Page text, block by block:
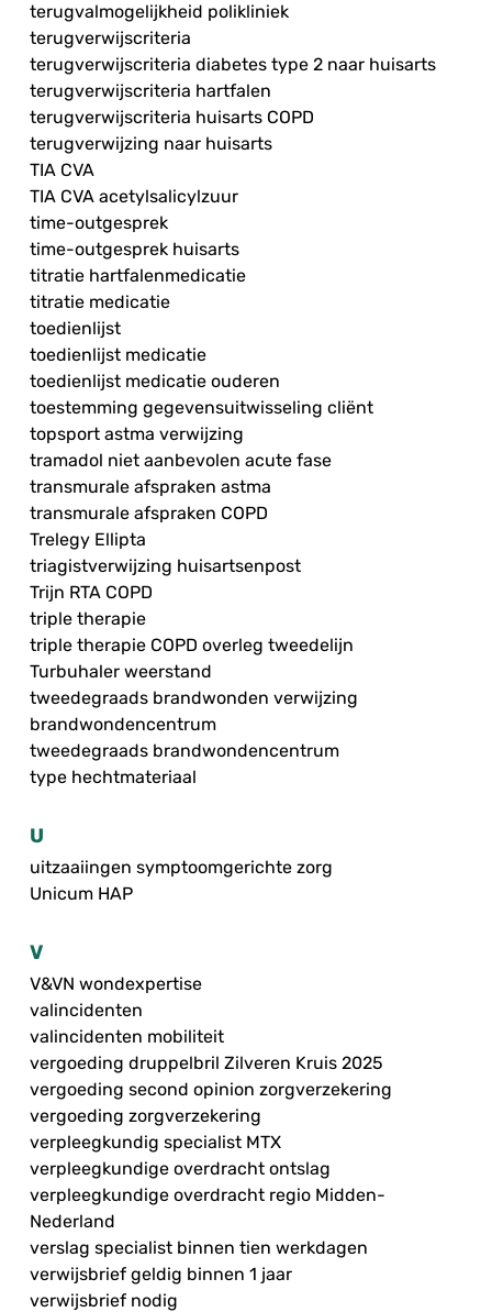
terugvalmogelijkheid polikliniek
terugverwijscriteria
terugverwijscriteria diabetes type 2 naar huisarts
terugverwijscriteria hartfalen
terugverwijscriteria huisarts COPD
terugverwijzing naar huisarts
TIA CVA
TIA CVA acetylsalicylzuur
time-outgesprek
time-outgesprek huisarts
titratie hartfalenmedicatie
titratie medicatie
toedienlijst
toedienlijst medicatie
toedienlijst medicatie ouderen
toestemming gegevensuitwisseling cliënt
topsport astma verwijzing
tramadol niet aanbevolen acute fase
transmurale afspraken astma
transmurale afspraken COPD
Trelegy Ellipta
triagistverwijzing huisartsenpost
Trijn RTA COPD
triple therapie
triple therapie COPD overleg tweedelijn
Turbuhaler weerstand
tweedegraads brandwonden verwijzing
brandwondencentrum
tweedegraads brandwondencentrum
type hechtmateriaal
U
uitzaaiingen symptoomgerichte zorg
Unicum HAP
V
V&VN wondexpertise
valincidenten
valincidenten mobiliteit
vergoeding druppelbril Zilveren Kruis 2025
vergoeding second opinion zorgverzekering
vergoeding zorgverzekering
verpleegkundig specialist MTX
verpleegkundige overdracht ontslag
verpleegkundige overdracht regio Midden-
Nederland
verslag specialist binnen tien werkdagen
verwijsbrief geldig binnen 1 jaar
verwijsbrief nodig